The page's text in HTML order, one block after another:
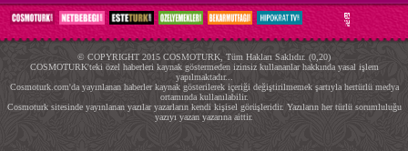
© COPYRIGHT 2015 COSMOTURK, Tüm Hakları Saklıdır. (0,20)
COSMOTURK'teki özel haberleri kaynak göstermeden izinsiz kullananlar hakkında yasal işlem
yapılmaktadır...
Cosmoturk.com'da yayınlanan haberler kaynak gösterilerek içeriği değiştirilmemek şartıyla hertürlü medya
ortamında kullanılabilir.
Cosmoturk sitesinde yayınlanan yazılar yazarların kendi kişisel görüşleridir. Yazıların her türlü sorumluluğu
yazıyı yazan yazarına aittir.